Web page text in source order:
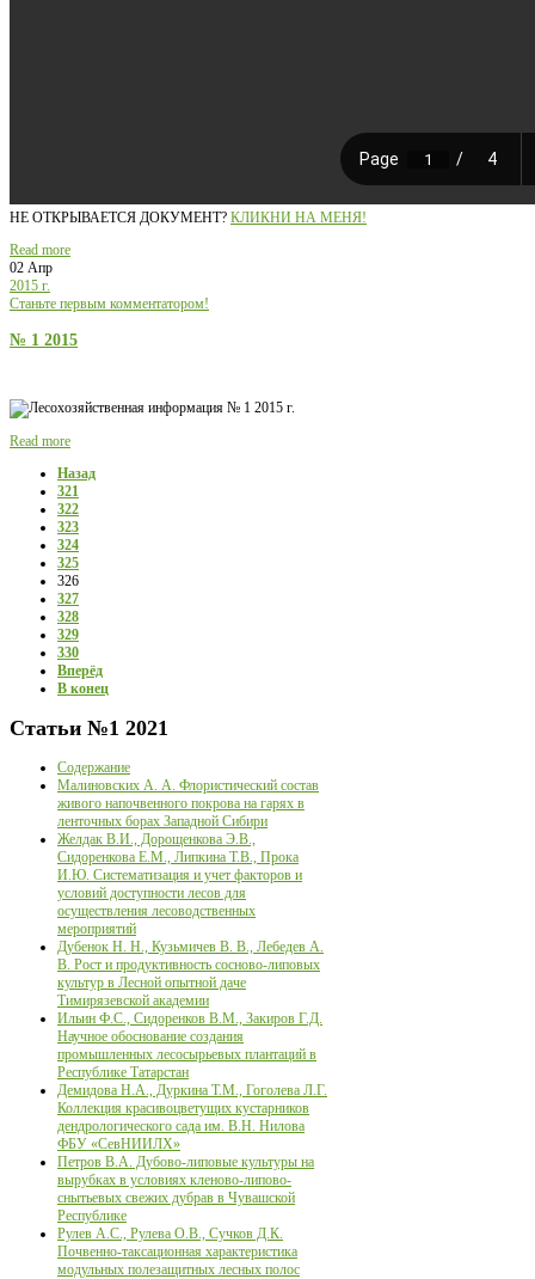
НЕ ОТКРЫВАЕТСЯ ДОКУМЕНТ? КЛИКНИ НА МЕНЯ!
Read more
02 Апр
2015 г.
Станьте первым комментатором!
№ 1 2015
Read more
Назад
321
322
323
324
325
326
327
328
329
330
Вперёд
В конец
Статьи №1 2021
Содержание
Малиновских А. А. Флористический состав
живого напочвенного покрова на гарях в
ленточных борах Западной Сибири
Желдак В.И., Дорощенкова Э.В.,
Сидоренкова Е.М., Липкина Т.В., Прока
И.Ю. Систематизация и учет факторов и
условий доступности лесов для
осуществления лесоводственных
мероприятий
Дубенок Н. Н., Кузьмичев В. В., Лебедев А.
В. Рост и продуктивность сосново-липовых
культур в Лесной опытной даче
Тимирязевской академии
Ильин Ф.С., Сидоренков В.М., Закиров Г.Д.
Научное обоснование создания
промышленных лесосырьевых плантаций в
Республике Татарстан
Демидова Н.А., Дуркина Т.М., Гоголева Л.Г.
Коллекция красивоцветущих кустарников
дендрологического сада им. В.Н. Нилова
ФБУ «СевНИИЛХ»
Петров В.А. Дубово-липовые культуры на
вырубках в условиях кленово-липово-
снытьевых свежих дубрав в Чувашской
Республике
Рулев А.С., Рулева О.В., Сучков Д.К.
Почвенно-таксационная характеристика
модульных полезащитных лесных полос